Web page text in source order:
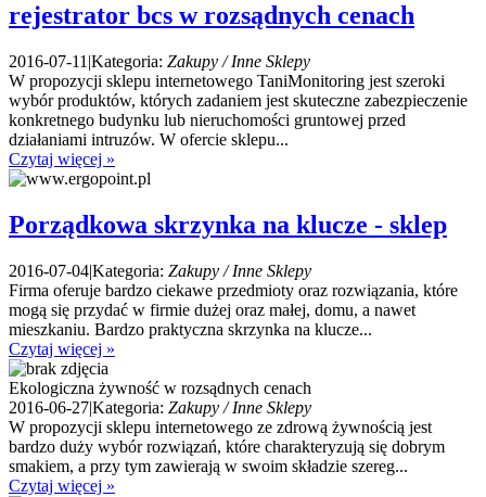
rejestrator bcs w rozsądnych cenach
2016-07-11 |Kategoria: Zakupy / Inne Sklepy
W propozycji sklepu internetowego TaniMonitoring jest szeroki
wybór produktów, których zadaniem jest skuteczne zabezpieczenie
konkretnego budynku lub nieruchomości gruntowej przed
działaniami intruzów. W ofercie sklepu...
Czytaj więcej »
Porządkowa skrzynka na klucze - sklep
2016-07-04|Kategoria: Zakupy / Inne Sklepy
Firma oferuje bardzo ciekawe przedmioty oraz rozwiązania, które
mogą się przydać w firmie dużej oraz małej, domu, a nawet
mieszkaniu. Bardzo praktyczna skrzynka na klucze...
Czytaj więcej »
Ekologiczna żywność w rozsądnych cenach
2016-06-27|Kategoria: Zakupy / Inne Sklepy
W propozycji sklepu internetowego ze zdrową żywnością jest
bardzo duży wybór rozwiązań, które charakteryzują się dobrym
smakiem, a przy tym zawierają w swoim składzie szereg...
Czytaj więcej »